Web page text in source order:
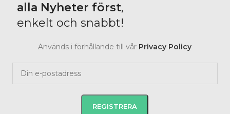
alla Nyheter först,
enkelt och snabbt!
Används i förhållande till vår Privacy Policy